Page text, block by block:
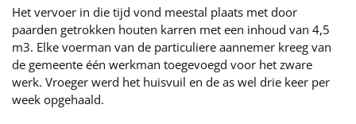
Het vervoer in die tijd vond meestal plaats met door
paarden getrokken houten karren met een inhoud van 4,5
m3. Elke voerman van de particuliere aannemer kreeg van
de gemeente één werkman toegevoegd voor het zware
werk. Vroeger werd het huisvuil en de as wel drie keer per
week opgehaald.